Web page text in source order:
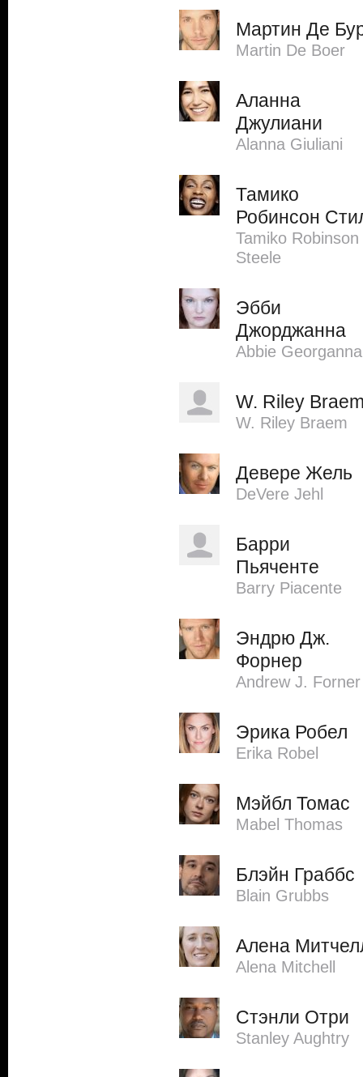
Мартин Де
Martin De Boer
Аланна
Джулиани
Alanna Giuliani
Тамико
Робинсон
Tamiko Robinson
Steele
Эбби
Джорджанна
Abbie Georganna
W. Riley
W. Riley Braem
Девере Жель
DeVere Jehl
Барри
Пьяченте
Barry Piacente
Эндрю Дж.
Форнер
Andrew J. Forner
Эрика Робел
Erika Robel
Мэйбл Томас
Mabel Thomas
Блэйн Граббс
Blain Grubbs
Алена
Alena Mitchell
Стэнли Отри
Stanley Aughtry